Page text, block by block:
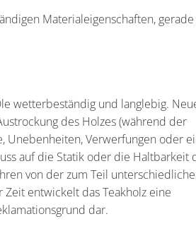
Materialeigenschaften,
wetterbeständig und langlebig.
des Holzes (während der
Unebenheiten, Verwerfungen oder
auf die Statik oder die Haltbarkeit
von der zum Teil
entwickelt das Teakholz eine
dar.